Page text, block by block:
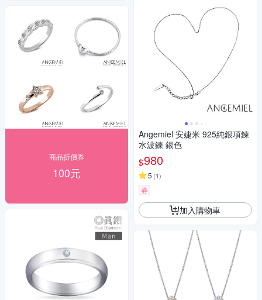
商品折價券
100元
Angemiel 安婕米 925純銀項鍊
水波鍊 銀色
$980
5 (1)
券
加入購物車